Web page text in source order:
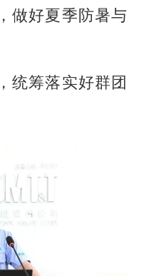
做好夏季防暑与
统筹落实好群团